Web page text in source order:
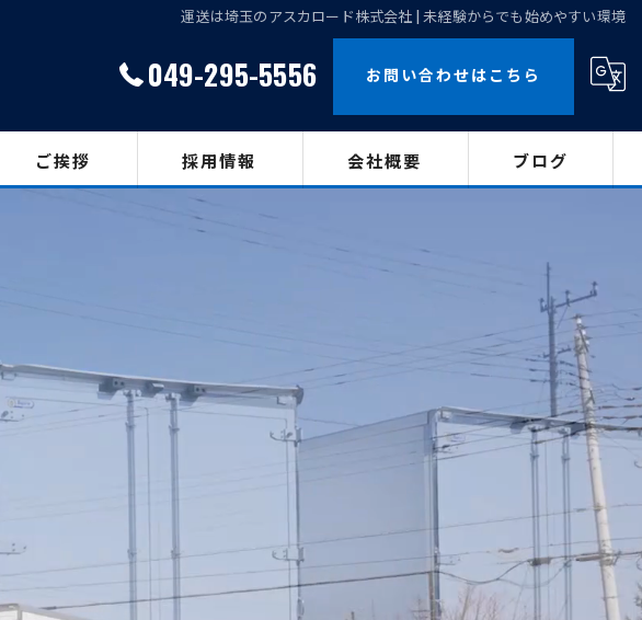
運送は埼玉のアスカロード株式会社 | 未経験からでも始めやすい環境
049-295-5556 お問い合わせはこちら
ご挨拶 採用情報 会社概要 ブログ